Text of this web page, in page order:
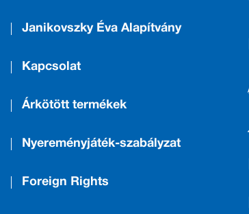
Janikovszky Éva Alapítvány
Kapcsolat
Árkötött termékek
Nyereményjáték-szabályzat
Foreign Rights